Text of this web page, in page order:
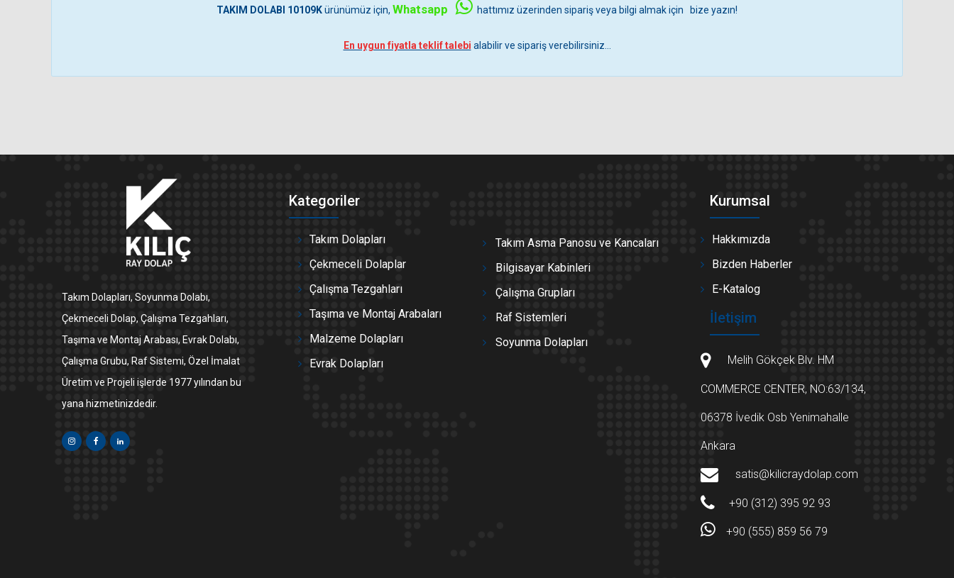
TAKIM DOLABI 10109Kürünümüz için, Whatsapp hattımız üzerinden sipariş veya bilgi almak için bize yazın!
En uygun fiyatla teklif talebi alabilir ve sipariş verebilirsiniz...
Takım Dolapları, Soyunma Dolabı,
Çekmeceli Dolap, Çalışma Tezgahları,
Taşıma ve Montaj Arabası, Evrak Dolabı,
Çalışma Grubu, Raf Sistemi, Özel İmalat
Üretim ve Projeli işlerde 1977 yılından bu
yana hizmetinizdedir.
Kategoriler
Takım Dolapları
Çekmeceli Dolaplar
Çalışma Tezgahları
Taşıma ve Montaj Arabaları
Malzeme Dolapları
Evrak Dolapları
Takım Asma Panosu ve Kancaları
Bilgisayar Kabinleri
Çalışma Grupları
Raf Sistemleri
Soyunma Dolapları
Kurumsal
Hakkımızda
Bizden Haberler
E-Katalog
İletişim
Melih Gökçek Blv. HM
COMMERCE CENTER, NO:63/134,
06378 İvedik Osb Yenimahalle
Ankara
satis@kilicraydolap.com
+90 (312) 395 92 93
+90 (555) 859 56 79